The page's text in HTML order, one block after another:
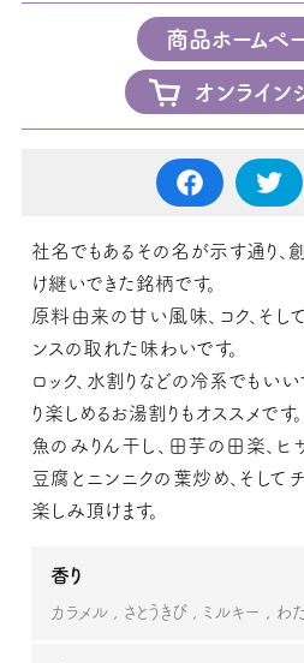
商品ホームペ
オンライン
社名でもあるその名が示す通り、
け継いできた銘柄です。
原料由来の甘い風味、コク、そし
ンスの取れた味わいです。
ロック、水割りなどの冷系でもい
り楽しめるお湯割りもオススメです。
魚のみりん干し、田芋の田楽、ヒ
豆腐とニンニクの葉炒め、そして
楽しみ頂けます。
香り
カラメル さとうきび ミルキー わ